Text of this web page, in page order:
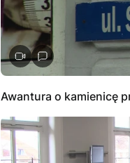
Awantura o kamienicę